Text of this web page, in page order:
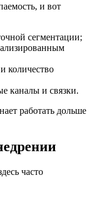
и вот
сегментации;
количество
каналы и связки.
работать дольше
часто